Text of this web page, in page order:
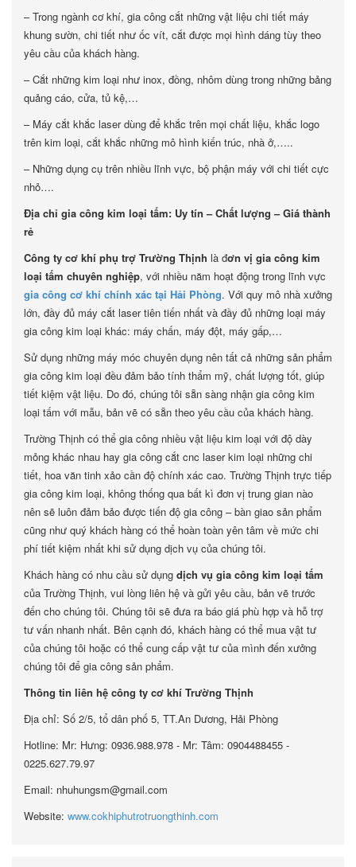
– Trong ngành cơ khí, gia công cắt những vật liệu chi tiết máy
khung sườn, chi tiết như ốc vít, cắt được mọi hình dáng tùy theo
yêu cầu của khách hàng.
– Cắt những kim loại như inox, đồng, nhôm dùng trong những bảng
quảng cáo, cửa, tủ kệ,…
– Máy cắt khắc laser dùng để khắc trên mọi chất liệu, khắc logo
trên kim loại, cắt khắc những mô hình kiến trúc, nhà ở,…..
– Những dụng cụ trên nhiều lĩnh vực, bộ phận máy với chi tiết cực
nhỏ….
Địa chỉ gia công kim loại tấm: Uy tín – Chất lượng – Giá thành
rẻ
Công ty cơ khí phụ trợ Trường Thịnh là đơn vị gia công kim
loại tấm chuyên nghiệp, với nhiều năm hoạt động trong lĩnh vực
gia công cơ khí chính xác tại Hải Phòng. Với quy mô nhà xưởng
lớn, đầy đủ máy cắt laser tiên tiến nhất và đầy đủ những loại máy
gia công kim loại khác: máy chấn, máy đột, máy gấp,…
Sử dụng những máy móc chuyên dụng nên tất cả những sản phẩm
gia công kim loại đều đảm bảo tính thẩm mỹ, chất lượng tốt, giúp
tiết kiệm vật liệu. Do đó, chúng tôi sẵn sàng nhận gia công kim
loại tấm với mẫu, bản vẽ có sẵn theo yêu cầu của khách hàng.
Trường Thịnh có thể gia công nhiều vật liệu kim loại với độ dày
mỏng khác nhau hay gia công cắt cnc laser kim loại những chi
tiết, hoa văn tinh xảo cần độ chính xác cao. Trường Thịnh trực tiếp
gia công kim loại, không thống qua bất kì đơn vị trung gian nào
nên sẽ luôn đảm bảo được tiến độ gia công – bàn giao sản phẩm
cũng như quý khách hàng có thể hoàn toàn yên tâm về mức chi
phí tiết kiệm nhất khi sử dụng dịch vụ của chúng tôi.
Khách hàng có nhu cầu sử dụng dịch vụ gia công kim loại tấm
của Trường Thịnh, vui lòng liên hệ và gửi yêu cầu, bản vẽ trước
đến cho chúng tôi. Chúng tôi sẽ đưa ra báo giá phù hợp và hỗ trợ
tư vấn nhanh nhất. Bên cạnh đó, khách hàng có thể mua vật tư
của chúng tôi hoặc có thể cung cấp vật tư của mình đến xưởng
chúng tôi để gia công sản phẩm.
Thông tin liên hệ công ty cơ khí Trường Thịnh
Địa chỉ: Số 2/5, tổ dân phố 5, TT.An Dương, Hải Phòng
Hotline: Mr: Hưng: 0936.988.978 - Mr: Tâm: 0904488455 -
0225.627.79.97
Email: nhuhungsm@gmail.com
Website: www.cokhiphutrotruongthinh.com